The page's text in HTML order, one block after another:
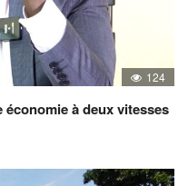
124
à deux vitesses